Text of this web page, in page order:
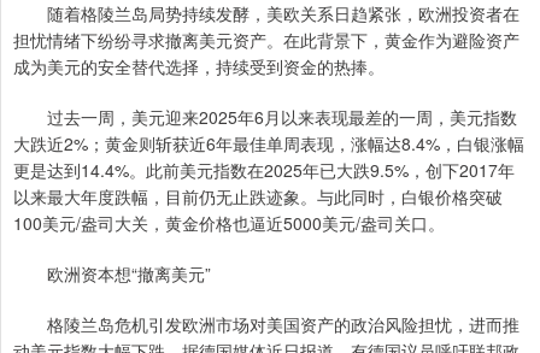
随着格陵兰岛局势持续发酵，美欧关系日趋紧张，欧洲投资者在
担忧情绪下纷纷寻求撤离美元资产。在此背景下，黄金作为避险资产
成为美元的安全替代选择，持续受到资金的热捧。
过去一周，美元迎来2025年6月以来表现最差的一周，美元指数
大跌近2%；黄金则斩获近6年最佳单周表现，涨幅达8.4%，白银涨幅
更是达到14.4%。此前美元指数在2025年已大跌9.5%，创下2017年
以来最大年度跌幅，目前仍无止跌迹象。与此同时，白银价格突破
100美元/盎司大关，黄金价格也逼近5000美元/盎司关口。
欧洲资本想“撤离美元”
格陵兰岛危机引发欧洲市场对美国资产的政治风险担忧，进而推